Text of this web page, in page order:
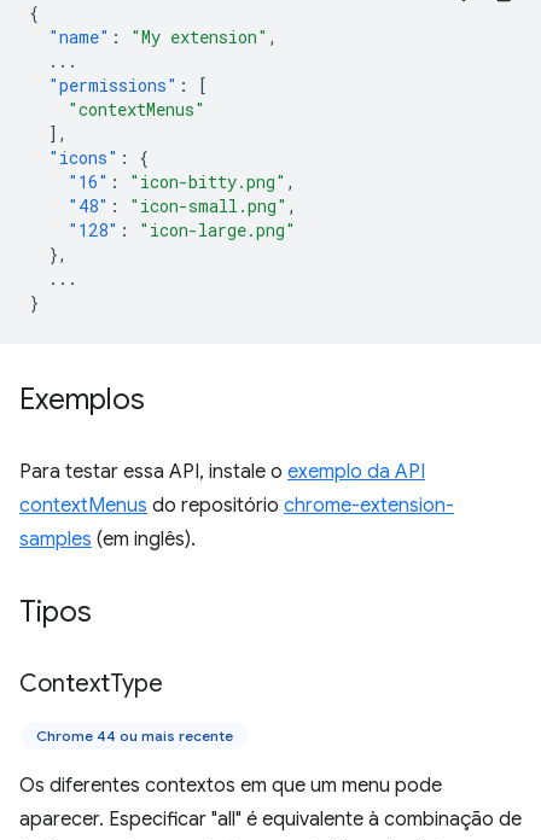
{
"name" : "My extension" ,
...
"permissions" :
[
"contextMenus"
],
"icons" :
{
"16" : "icon-bitty.png" ,
"48" : "icon-small.png" ,
"128" :
"icon-large.png"
},
...
}
Exemplos
Para testar essa API, instale o exemplo da API
contextMenus do repositório chrome-extension-
samples (em inglês).
Tipos
ContextType
Chrome 44 ou mais recente
Os diferentes contextos em que um menu pode
aparecer. Especificar "all" é equivalente à combinação de